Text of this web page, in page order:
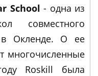
School - одна из
совместного
в Окленде. О ее
многочисленные
Roskill была